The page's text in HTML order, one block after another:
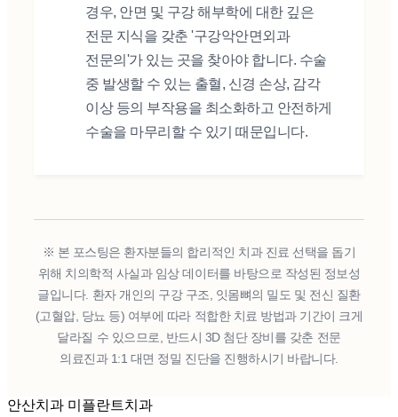
경우, 안면 및 구강 해부학에 대한 깊은
전문 지식을 갖춘 '구강악안면외과
전문의'가 있는 곳을 찾아야 합니다. 수술
중 발생할 수 있는 출혈, 신경 손상, 감각
이상 등의 부작용을 최소화하고 안전하게
수술을 마무리할 수 있기 때문입니다.
※ 본 포스팅은 환자분들의 합리적인 치과 진료 선택을 돕기
위해 치의학적 사실과 임상 데이터를 바탕으로 작성된 정보성
글입니다. 환자 개인의 구강 구조, 잇몸뼈의 밀도 및 전신 질환
(고혈압, 당뇨 등) 여부에 따라 적합한 치료 방법과 기간이 크게
달라질 수 있으므로, 반드시 3D 첨단 장비를 갖춘 전문
의료진과 1:1 대면 정밀 진단을 진행하시기 바랍니다.
안산치과 미플란트치과